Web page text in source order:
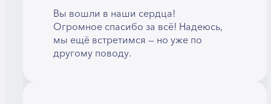
Вы вошли в наши сердца!
Огромное спасибо за всё! Надеюсь,
мы ещё встретимся — но уже по
другому поводу.